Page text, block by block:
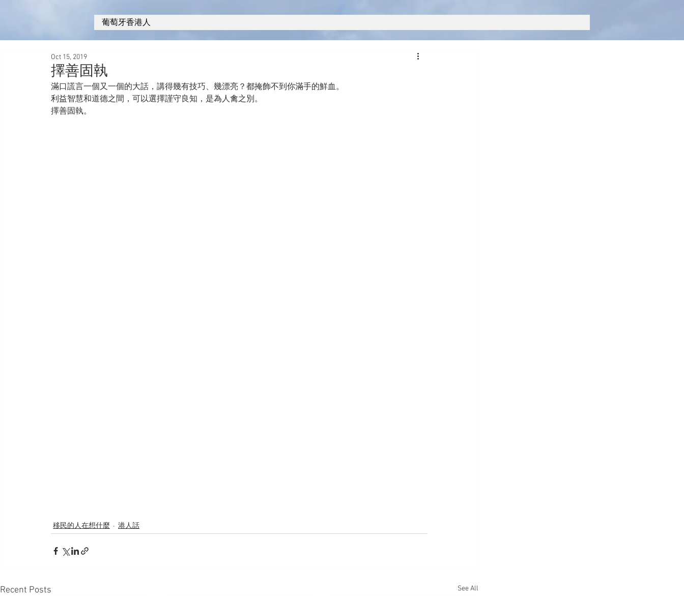
葡萄牙香港人
擇善固執
Oct 15, 2019
滿口謊言一個又一個的大話，講得幾有技巧、幾漂亮？都掩飾不到你滿手的鮮血。
利益智慧和道德之間，可以選擇謹守良知，是為人禽之別。
擇善固執。
移民的人在想什麼 港人話
Recent Posts See All